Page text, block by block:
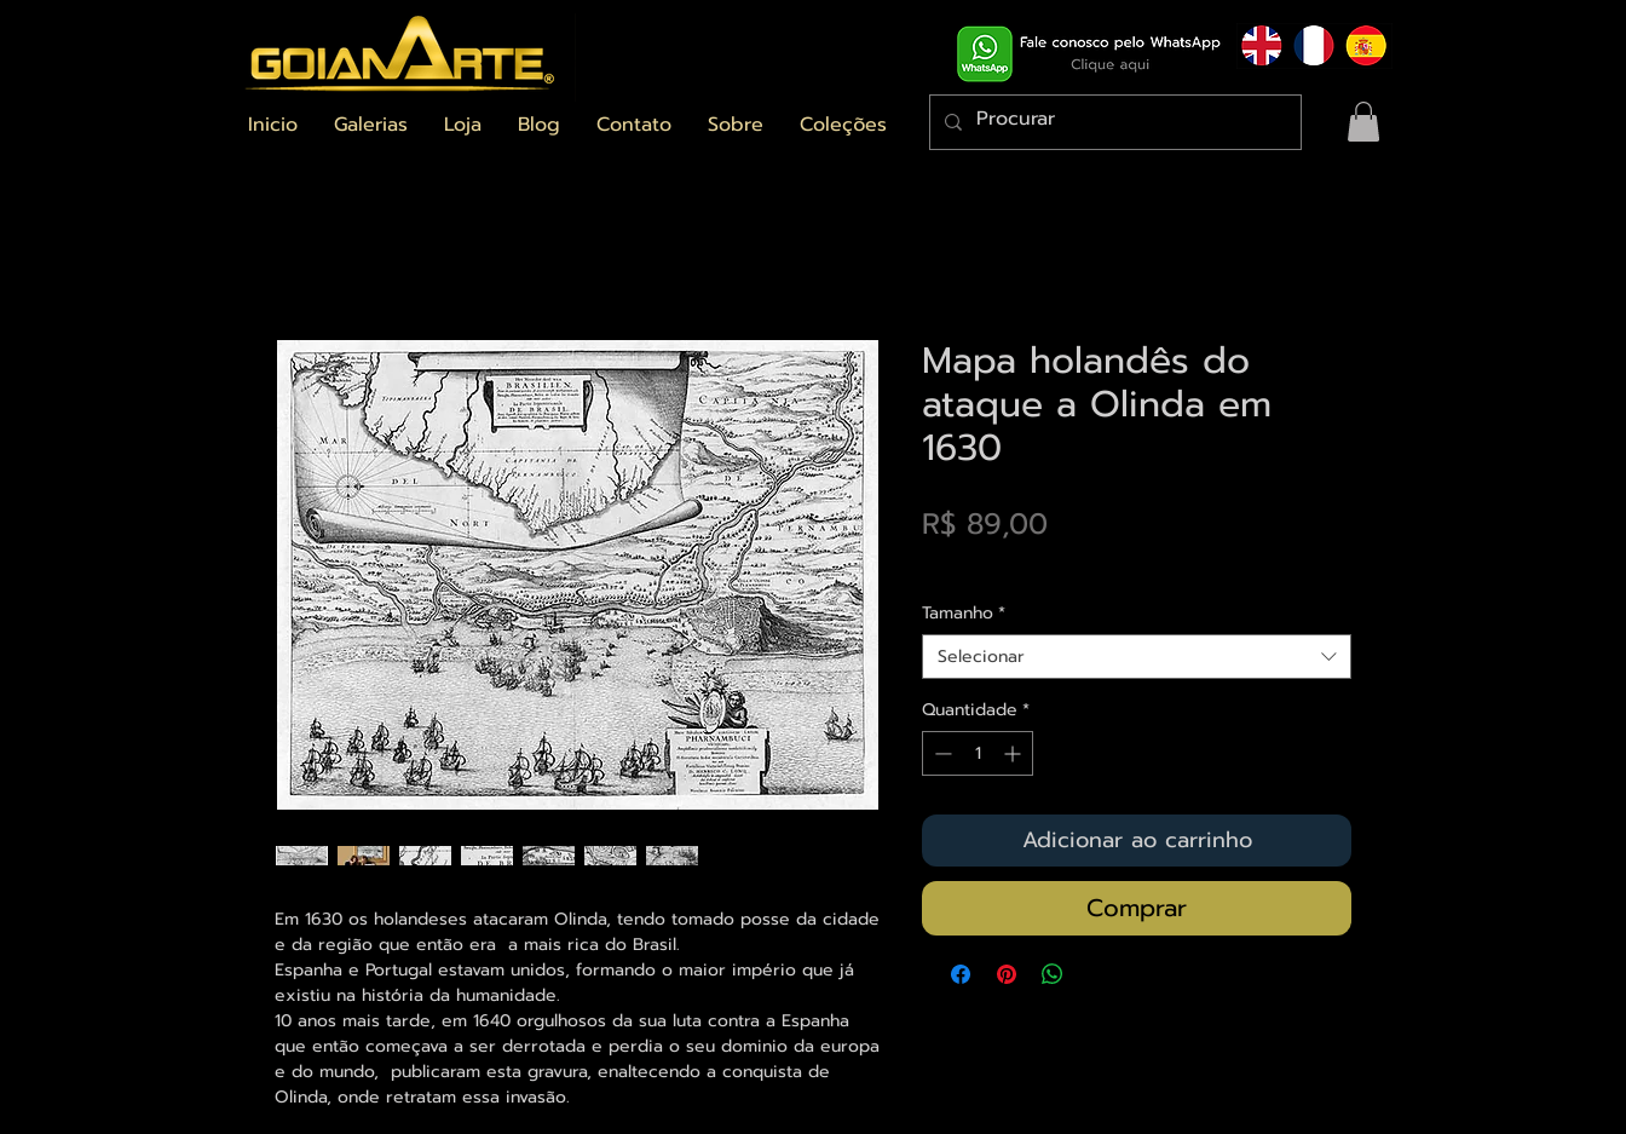
Inicio Galerias Loja Blog Contato Sobre Coleções
Em 1630 os holandeses atacaram Olinda, tendo tomado posse da cidade
e da região que então era a mais rica do Brasil.
Espanha e Portugal estavam unidos, formando o maior império que já
existiu na história da humanidade.
10 anos mais tarde, em 1640 orgulhosos da sua luta contra a Espanha
que então começava a ser derrotada e perdia o seu dominio da europa
e do mundo, publicaram esta gravura, enaltecendo a conquista de
Olinda, onde retratam essa invasão.
Mapa holandês do
ataque a Olinda em
1630
R$ 89,00
Tamanho*
Selecionar
Quantidade *
Adicionar ao carrinho
Comprar